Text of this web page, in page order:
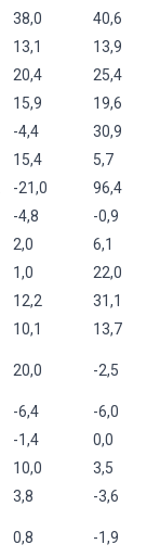
38,0
40,6
13,1
13,9
20,4
25,4
15,9
19,6
-4,4
30,9
15,4
5,7
-21,0
96,4
-4,8
-0,9
2,0
6,1
1,0
22,0
12,2
31,1
10,1
13,7
20,0 -2,5
-6,4
-6,0
-1,4
0,0
10,0
3,5
3,8
-3,6
0,8 -1,9